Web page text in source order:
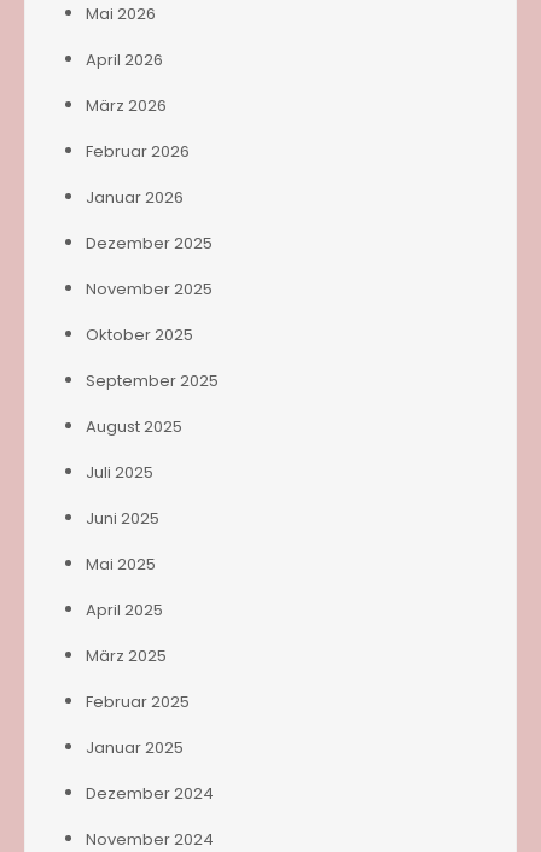
Mai 2026
April 2026
März 2026
Februar 2026
Januar 2026
Dezember 2025
November 2025
Oktober 2025
September 2025
August 2025
Juli 2025
Juni 2025
Mai 2025
April 2025
März 2025
Februar 2025
Januar 2025
Dezember 2024
November 2024